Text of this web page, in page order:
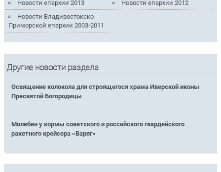
Новости епархии 2013
Новости епархии 2012
Новости Владивостокско-
Приморской епархии 2003-2011
Другие новости раздела
Освящение колокола для строящегося храма Иверской иконы
Пресвятой Богородицы
Молебен у кормы советского и российского гвардейского
ракетного крейсера «Варяг»